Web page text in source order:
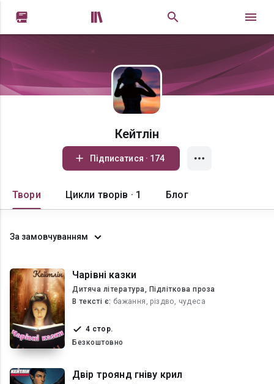
 
Кейтлін
Підписатися · 174
Твори Цикли творів · 1 Блог
За замовчуванням
Чарівні казки
Дитяча література, Підліткова проза
В текcті є: бажання, різдво, чудеса
4 стор.
Безкоштовно
Двір троянд гніву крил